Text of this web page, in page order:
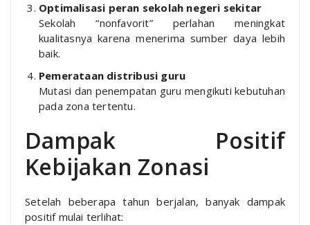
Optimalisasi peran sekolah negeri sekitar
Sekolah “nonfavorit” perlahan meningkat
kualitasnya karena menerima sumber daya lebih
baik.
Pemerataan distribusi guru
Mutasi dan penempatan guru mengikuti kebutuhan
pada zona tertentu.
Dampak Positif
Kebijakan Zonasi
Setelah beberapa tahun berjalan, banyak dampak
positif mulai terlihat: